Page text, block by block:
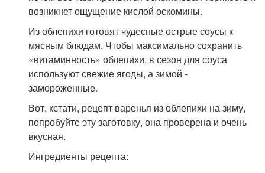
возникнет ощущение кислой оскомины.
Из облепихи готовят чудесные острые соусы к
мясным блюдам. Чтобы максимально сохранить
«витаминность» облепихи, в сезон для соуса
используют свежие ягоды, а зимой -
замороженные.
Вот, кстати, рецепт варенья из облепихи на зиму,
попробуйте эту заготовку, она проверена и очень
вкусная.
Ингредиенты рецепта: